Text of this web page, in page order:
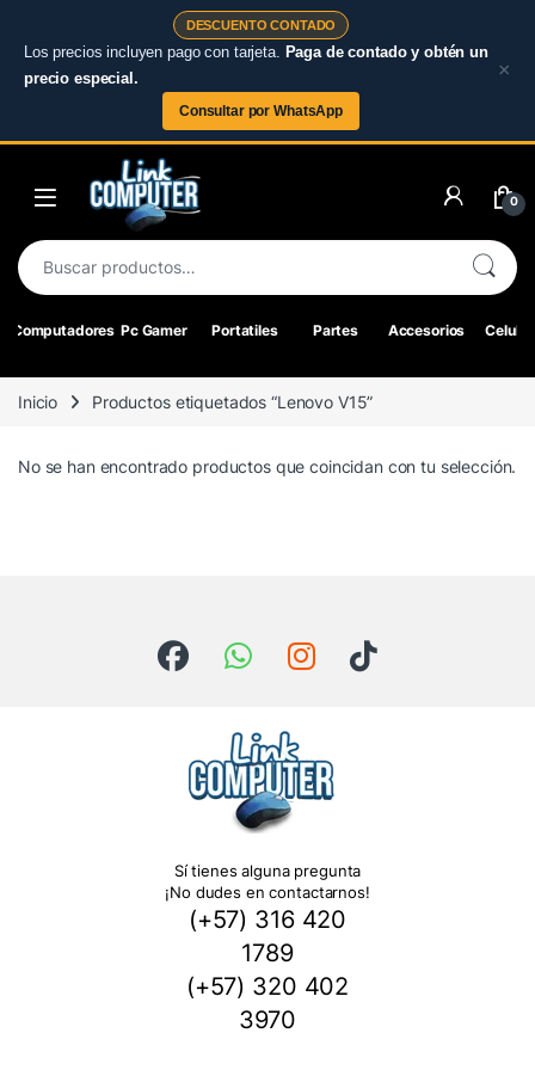
DESCUENTO CONTADO
Los precios incluyen pago con tarjeta. Paga de contado y obtén un
precio especial.
Consultar por WhatsApp
×
Skip to navigation
0
Buscar por:
Computadores Pc Gamer Portatiles Partes Accesorios
Inicio Productos etiquetados “Lenovo V15”
No se han encontrado productos que coincidan con tu selección.
Sí tienes alguna pregunta
¡No dudes en contactarnos!
(+57) 316 420
1789
(+57) 320 402
3970